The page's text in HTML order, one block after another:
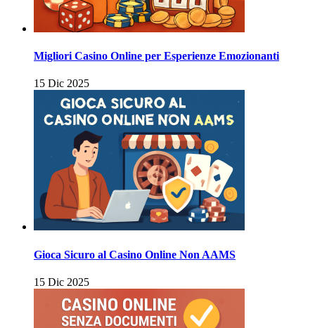
Migliori Casino Online per Esperienze Emozionanti
15 Dic 2025
Gioca Sicuro al Casino Online Non AAMS
15 Dic 2025